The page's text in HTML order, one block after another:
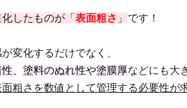
したものが「 表面粗さ 」 です！
変化するだけでなく、
性 塗料のぬれ性や塗膜厚などにも大
面粗さを数値として管理する必要性が